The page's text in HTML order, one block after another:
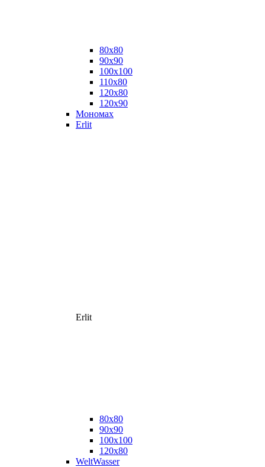
80х80
90х90
100х100
110х80
120х80
120х90
Мономах
Erlit
Erlit
80x80
90x90
100x100
120x80
WeltWasser